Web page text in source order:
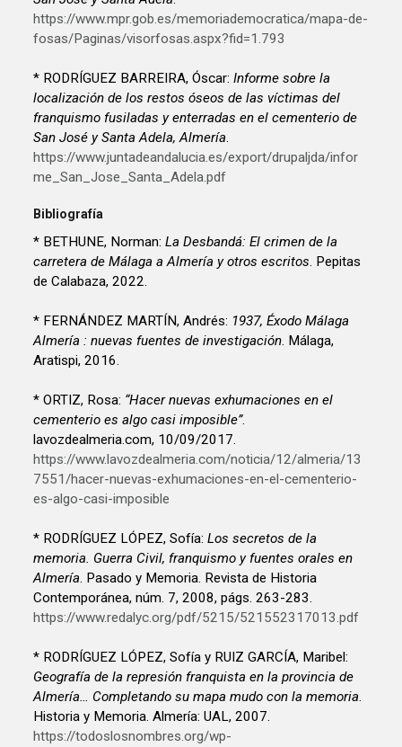
https://www.mpr.gob.es/memoriademocratica/mapa-de-
fosas/Paginas/visorfosas.aspx?fid=1.793
* RODRÍGUEZ BARREIRA, Óscar:Informe sobre la
localización de los restos óseos de las víctimas del
franquismo fusiladas y enterradas en el cementerio de
San José y Santa Adela, Almería.
https://www.juntadeandalucia.es/export/drupaljda/infor
me_San_Jose_Santa_Adela.pdf
Bibliografía
* BETHUNE, Norman:La Desbandá: El crimen de la
carretera de Málaga a Almería y otros escritos. Pepitas
de Calabaza, 2022.
* FERNÁNDEZ MARTÍN, Andrés: 1937, Éxodo Málaga
Almería : nuevas fuentes de investigación. Málaga,
Aratispi, 2016.
* ORTIZ, Rosa: “Hacer nuevas exhumaciones en el
cementerio es algo casi imposible”.
lavozdealmeria.com, 10/09/2017.
https://www.lavozdealmeria.com/noticia/12/almeria/13
7551/hacer-nuevas-exhumaciones-en-el-cementerio-
es-algo-casi-imposible
* RODRÍGUEZ LÓPEZ, Sofía:Los secretos de la
memoria. Guerra Civil, franquismo y fuentes orales en
Almería. Pasado y Memoria. Revista de Historia
Contemporánea, núm. 7, 2008, págs. 263-283.
https://www.redalyc.org/pdf/5215/521552317013.pdf
* RODRÍGUEZ LÓPEZ, Sofía y RUIZ GARCÍA, Maribel:
Geografía de la represión franquista en la provincia de
Almería… Completando su mapa mudo con la memoria.
Historia y Memoria. Almería: UAL, 2007.
https://todoslosnombres.org/wp-